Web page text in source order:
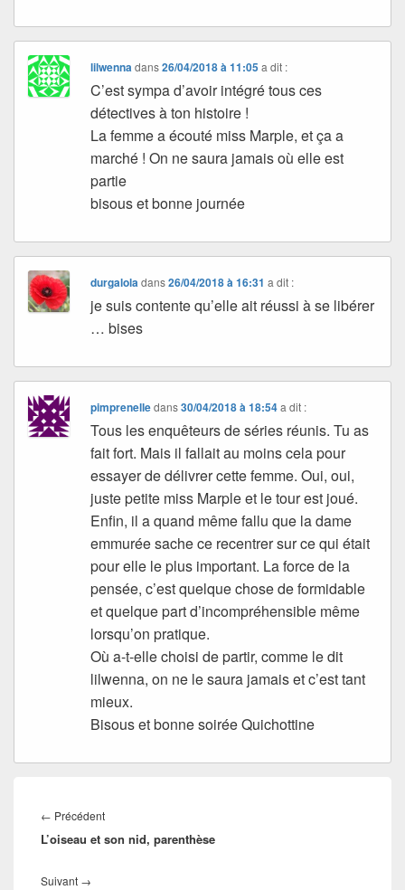
lilwennadans26/04/2018 à 11:05 a dit :
C’est sympa d’avoir intégré tous ces
détectives à ton histoire !
La femme a écouté miss Marple, et ça a
marché ! On ne saura jamais où elle est
partie
bisous et bonne journée
durgaloladans26/04/2018 à 16:31 a dit :
je suis contente qu’elle ait réussi à se libérer
… bises
pimprenelledans30/04/2018 à 18:54 a dit :
Tous les enquêteurs de séries réunis. Tu as
fait fort. Mais il fallait au moins cela pour
essayer de délivrer cette femme. Oui, oui,
juste petite miss Marple et le tour est joué.
Enfin, il a quand même fallu que la dame
emmurée sache ce recentrer sur ce qui était
pour elle le plus important. La force de la
pensée, c’est quelque chose de formidable
et quelque part d’incompréhensible même
lorsqu’on pratique.
Où a-t-elle choisi de partir, comme le dit
lilwenna, on ne le saura jamais et c’est tant
mieux.
Bisous et bonne soirée Quichottine
de
l’article
← PrécédentArticle
précédent :
L’oiseau et son nid, parenthèse
Suivant →